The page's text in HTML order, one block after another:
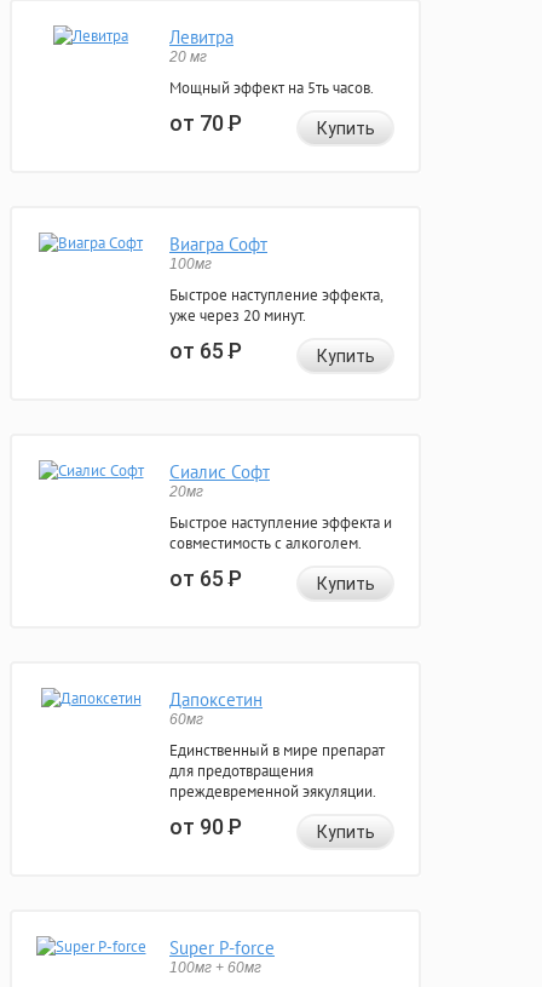
Левитра
20 мг
Мощный эффект на 5ть часов.
от 70Р Купить
Виагра Софт
100мг
Быстрое наступление эффекта,
уже через 20 минут.
от 65Р Купить
Сиалис Софт
20мг
Быстрое наступление эффекта и
совместимость с алкоголем.
от 65Р Купить
Дапоксетин
60мг
Единственный в мире препарат
для предотвращения
преждевременной эякуляции.
от 90Р Купить
Super P-force
100мг + 60мг